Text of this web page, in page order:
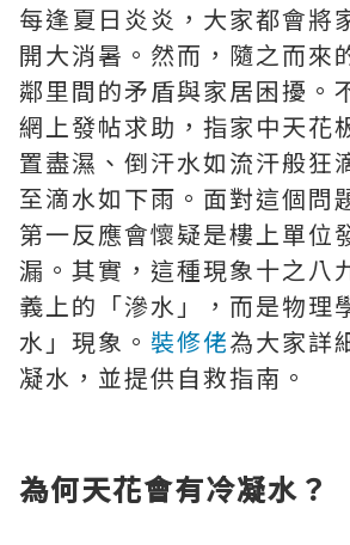
每逢夏日炎炎，大家都會將
開大消暑。然而，隨之而來
鄰里間的矛盾與家居困擾。
網上發帖求助，指家中天花
置盡濕、倒汗水如流汗般狂
至滴水如下雨。面對這個問
第一反應會懷疑是樓上單位
漏。其實，這種現象十之八
義上的「滲水」，而是物理
水」現象。 裝修佬為大家詳
凝水，並提供自救指南。
為何天花會有冷凝水？